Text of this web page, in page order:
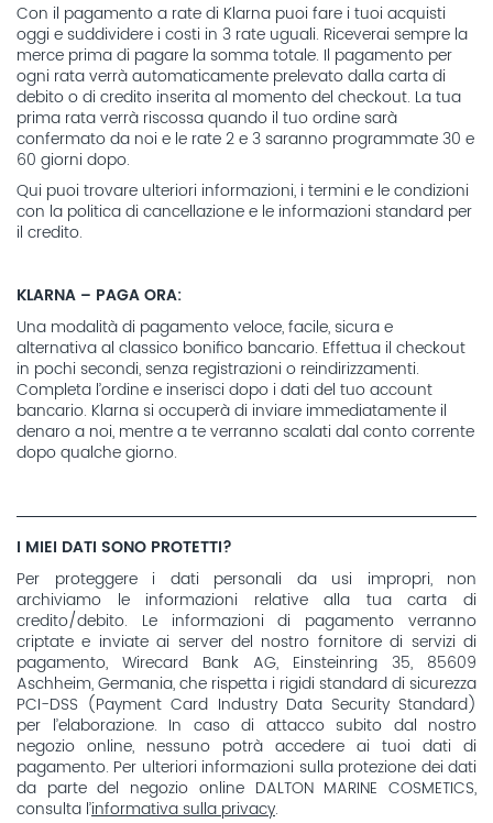
Con il pagamento a rate di Klarna puoi fare i tuoi acquisti
oggi e suddividere i costi in 3 rate uguali. Riceverai sempre la
merce prima di pagare la somma totale. Il pagamento per
ogni rata verrà automaticamente prelevato dalla carta di
debito o di credito inserita al momento del checkout. La tua
prima rata verrà riscossa quando il tuo ordine sarà
confermato da noi e le rate 2 e 3 saranno programmate 30 e
60 giorni dopo.
Qui puoi trovare ulteriori informazioni, i termini e le condizioni
con la politica di cancellazione e le informazioni standard per
il credito.
KLARNA – PAGA ORA:
Una modalità di pagamento veloce, facile, sicura e
alternativa al classico bonifico bancario. Effettua il checkout
in pochi secondi, senza registrazioni o reindirizzamenti.
Completa l’ordine e inserisci dopo i dati del tuo account
bancario. Klarna si occuperà di inviare immediatamente il
denaro a noi, mentre a te verranno scalati dal conto corrente
dopo qualche giorno.
I MIEI DATI SONO PROTETTI?
Per proteggere i dati personali da usi impropri, non
archiviamo le informazioni relative alla tua carta di
credito/debito. Le informazioni di pagamento verranno
criptate e inviate ai server del nostro fornitore di servizi di
pagamento, Wirecard Bank AG, Einsteinring 35, 85609
Aschheim, Germania, che rispetta i rigidi standard di sicurezza
PCI-DSS (Payment Card Industry Data Security Standard)
per l’elaborazione. In caso di attacco subito dal nostro
negozio online, nessuno potrà accedere ai tuoi dati di
pagamento. Per ulteriori informazioni sulla protezione dei dati
da parte del negozio online DALTON MARINE COSMETICS,
consulta l’informativa sulla privacy.